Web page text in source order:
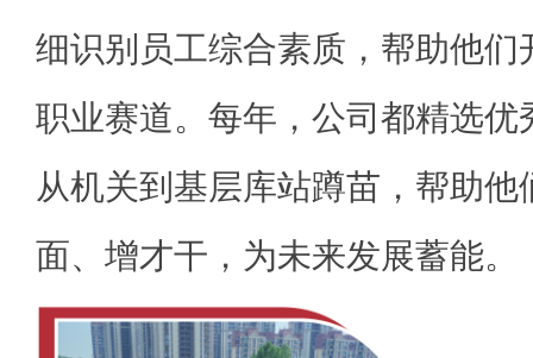
细识别员工综合素质，帮助他们
职业赛道。每年，公司都精选优
从机关到基层库站蹲苗，帮助
面、增才干，为未来发展蓄能。